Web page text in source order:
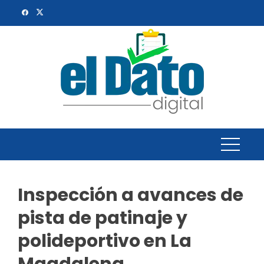
Inspección a avances de
pista de patinaje y
polideportivo en La